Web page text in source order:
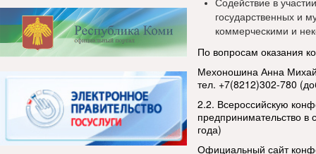
Содействие в
государственных и
коммерческими и
По вопросам оказания
Мехоношина Анна
тел. +7(8212)302-780
2.2. Всероссийскую
предпринимательство в
года)
Официальный сайт